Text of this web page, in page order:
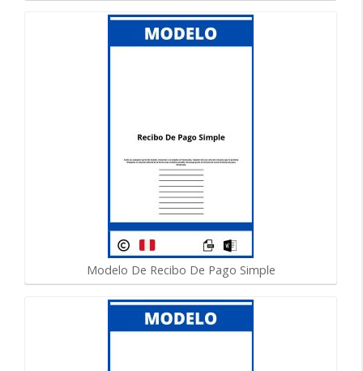
Modelo De Recibo De Pago Simple